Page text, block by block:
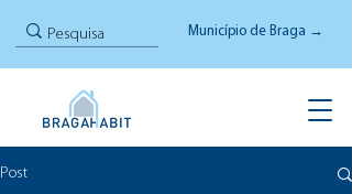
Município de Braga →
Post